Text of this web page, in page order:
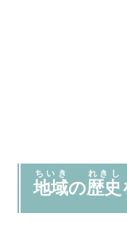
地域
ちいき
の歴史
れきし